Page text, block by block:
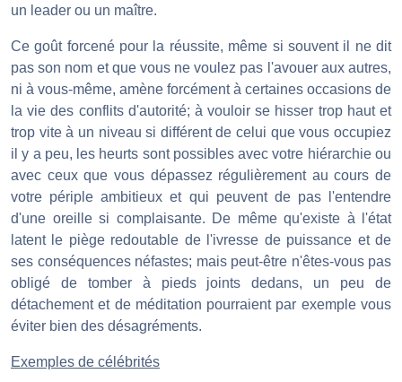
un leader ou un maître.
Ce goût forcené pour la réussite, même si souvent il ne dit
pas son nom et que vous ne voulez pas l'avouer aux autres,
ni à vous-même, amène forcément à certaines occasions de
la vie des conflits d'autorité; à vouloir se hisser trop haut et
trop vite à un niveau si différent de celui que vous occupiez
il y a peu, les heurts sont possibles avec votre hiérarchie ou
avec ceux que vous dépassez régulièrement au cours de
votre périple ambitieux et qui peuvent de pas l'entendre
d'une oreille si complaisante. De même qu'existe à l'état
latent le piège redoutable de l'ivresse de puissance et de
ses conséquences néfastes; mais peut-être n'êtes-vous pas
obligé de tomber à pieds joints dedans, un peu de
détachement et de méditation pourraient par exemple vous
éviter bien des désagréments.
Exemples de célébrités